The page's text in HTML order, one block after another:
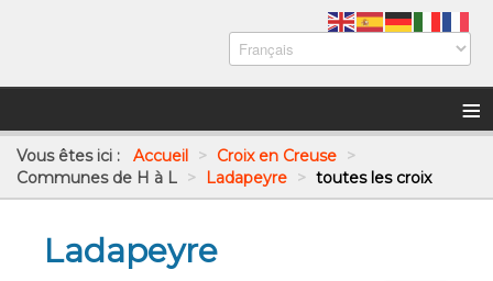
≡
Vous êtes ici : Accueil > Croix en Creuse >
Communes de H à L > Ladapeyre > toutes les croix
Ladapeyre